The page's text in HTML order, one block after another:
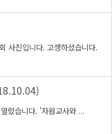
사진입니다. 고생하셨습니다.
렸습니다. '자원교사와 ...